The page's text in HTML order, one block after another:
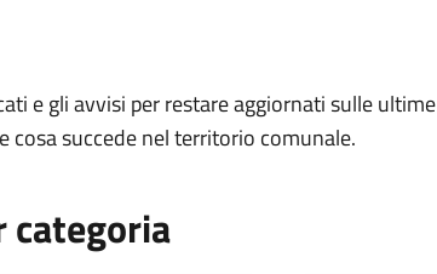
e gli avvisi per restare aggiornati sulle ultime
cosa succede nel territorio comunale.
categoria